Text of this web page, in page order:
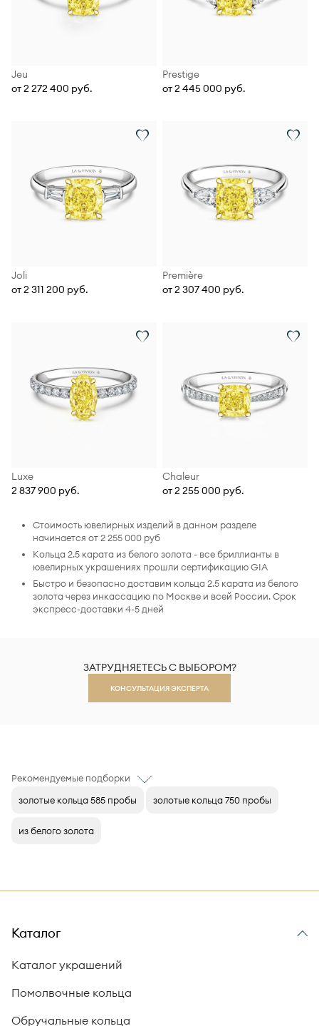
Jeu
от 2 272 400 руб.
Prestige
от 2 445 000 руб.
Joli
от 2 311 200 руб.
Première
от 2 307 400 руб.
Luxe
2 837 900 руб.
Chaleur
от 2 255 000 руб.
Стоимость ювелирных изделий в данном разделе
начинается от 2 255 000 руб
Кольца 2.5 карата из белого золота - все бриллианты в
ювелирных украшениях прошли сертификацию GIA
Быстро и безопасно доставим кольца 2.5 карата из белого
золота через инкассацию по Москве и всей России. Срок
экспресс-доставки 4-5 дней
ЗАТРУДНЯЕТЕСЬ С ВЫБОРОМ?
КОНСУЛЬТАЦИЯ ЭКСПЕРТА
Рекомендуемые подборки
золотые кольца 585 пробы
золотые кольца 750 пробы
из белого золота
Каталог
Каталог украшений
Помолвочные кольца
Обручальные кольца